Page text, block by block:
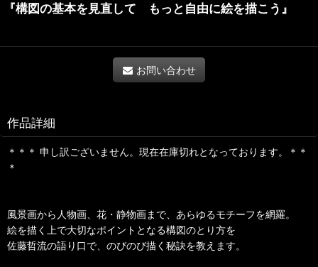
『構図の基本を見直して もっと自由に絵を描こう』
お問い合わせ
作品詳細
＊＊＊ 申し訳ございません。現在在庫切れとなっております。＊＊
＊
風景画から人物画、花・静物画まで、あらゆるモチーフを網羅。
絵を描く上で大切なポイントとなる構図のとり方を
佐藤哲流の語り口で、のびのび描く秘訣を教えます。